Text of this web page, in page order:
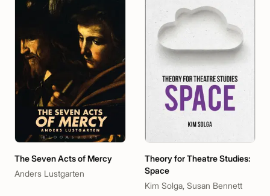
The Seven Acts of Mercy
Anders Lustgarten
Theory for Theatre Studies:
Space
Kim Solga, Susan Bennett